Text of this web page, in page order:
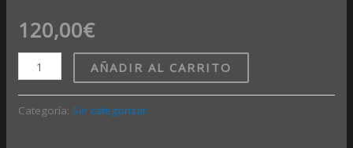
120,00€
AÑADIR AL CARRITO
Categoría: Sin categorizar